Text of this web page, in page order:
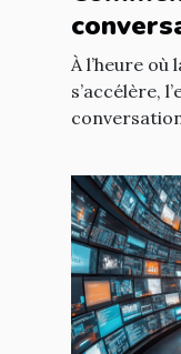
web
À l’heure
s’accélère,